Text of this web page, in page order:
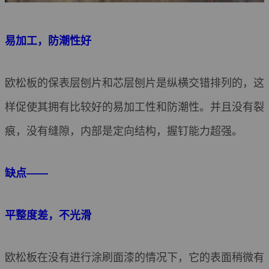
易加工，防潮性好
欧松板的保表层刨片和芯层刨片是纵横交错排列的，这
样促使其拥有比较好的易加工性和防潮性。并且没有裂
痕，没有缝隙，内部是定向结构，握钉能力超强。
缺点——
平整度差，不光滑
欧松板在没有进行涂刷面漆的情况下，它的表面稍微有